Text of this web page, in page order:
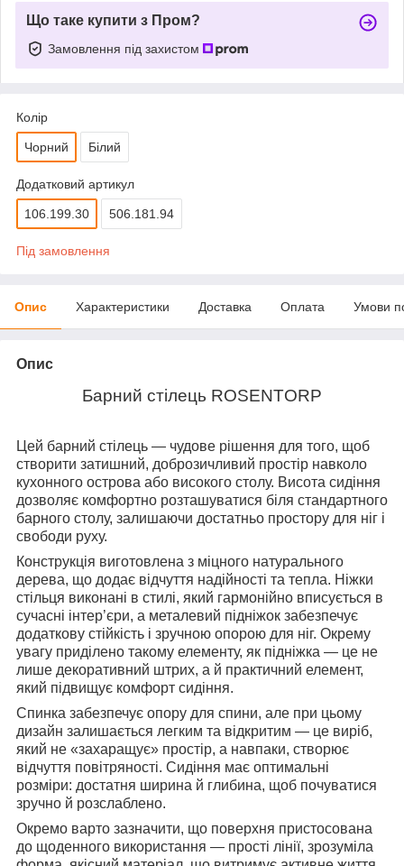
Що таке купити з Пром?
Замовлення під захистом
Колір
Чорний Білий
Додатковий артикул
106.199.30 506.181.94
Під замовлення
Опис Характеристики Доставка Оплата Умови
Опис
Барний стілець ROSENTORP
Цей барний стілець — чудове рішення для того, щоб
створити затишний, доброзичливий простір навколо
кухонного острова або високого столу. Висота сидіння
дозволяє комфортно розташуватися біля стандартного
барного столу, залишаючи достатньо простору для ніг і
свободи руху.
Конструкція виготовлена з міцного натурального
дерева, що додає відчуття надійності та тепла. Ніжки
стільця виконані в стилі, який гармонійно вписується в
сучасні інтер’єри, а металевий підніжок забезпечує
додаткову стійкість і зручною опорою для ніг. Окрему
увагу приділено та­кому елементу, як підніжка — це не
лише декоративний штрих, а й практичний елемент,
який підвищує комфорт сидіння.
Спинка забезпечує опору для спини, але при цьому
дизайн залишається легким та відкритим — це виріб,
який не «захаращує» простір, а навпаки, створює
відчуття повітряності. Сидіння ма­є оптимальні
розміри: достатня ширина й глибина, щоб почуватися
зручно й розслаблено.
Окремо варто зазначити, що поверхня пристосована
до щоденного використання — прості лінії, зрозуміла